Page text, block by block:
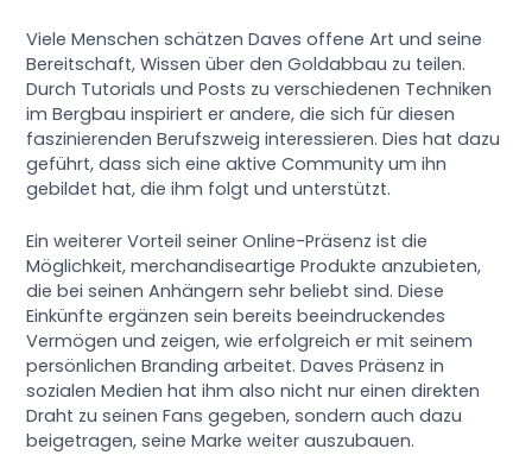
Viele Menschen schätzen Daves offene Art und seine
Bereitschaft, Wissen über den Goldabbau zu teilen.
Durch Tutorials und Posts zu verschiedenen Techniken
im Bergbau inspiriert er andere, die sich für diesen
faszinierenden Berufszweig interessieren. Dies hat dazu
geführt, dass sich eine aktive Community um ihn
gebildet hat, die ihm folgt und unterstützt.
Ein weiterer Vorteil seiner Online-Präsenz ist die
Möglichkeit, merchandiseartige Produkte anzubieten,
die bei seinen Anhängern sehr beliebt sind. Diese
Einkünfte ergänzen sein bereits beeindruckendes
Vermögen und zeigen, wie erfolgreich er mit seinem
persönlichen Branding arbeitet. Daves Präsenz in
sozialen Medien hat ihm also nicht nur einen direkten
Draht zu seinen Fans gegeben, sondern auch dazu
beigetragen, seine Marke weiter auszubauen.